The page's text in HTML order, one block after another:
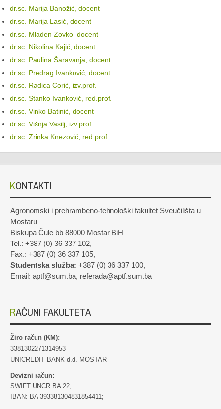
dr.sc. Marija Banožić, docent
dr.sc. Marija Lasić, docent
dr.sc. Mladen Zovko, docent
dr.sc. Nikolina Kajić, docent
dr.sc. Paulina Šaravanja, docent
dr.sc. Predrag Ivanković, docent
dr.sc. Radica Ćorić, izv.prof.
dr.sc. Stanko Ivanković, red.prof.
dr.sc. Vinko Batinić, docent
dr.sc. Višnja Vasilj, izv.prof.
dr.sc. Zrinka Knezović, red.prof.
KONTAKTI
Agronomski i prehrambeno-tehnološki fakultet Sveučilišta u
Mostaru
Biskupa Čule bb 88000 Mostar BiH
Tel.: +387 (0) 36 337 102,
Fax.: +387 (0) 36 337 105,
Studentska služba: +387 (0) 36 337 100,
Email: aptf@sum.ba, referada@aptf.sum.ba
RAČUNI FAKULTETA
Žiro račun (KM):
3381302271314953
UNICREDIT BANK d.d. MOSTAR
Devizni račun:
SWIFT UNCR BA 22;
IBAN: BA 393381304831854411;